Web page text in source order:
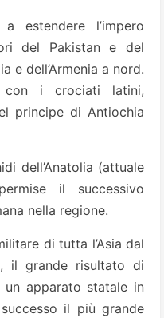
estendere l’impero
del Pakistan e del
e dell’Armenia a nord.
i crociati latini,
principe di Antiochia
dell’Anatolia (attuale
il successivo
nella regione.
di tutta l’Asia dal
il grande risultato di
apparato statale in
il più grande